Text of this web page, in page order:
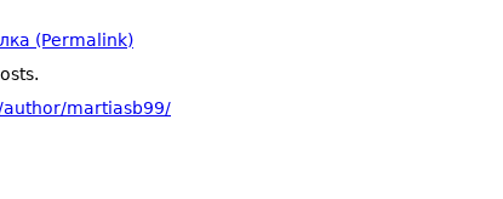
(Permalink)
martiasb99/